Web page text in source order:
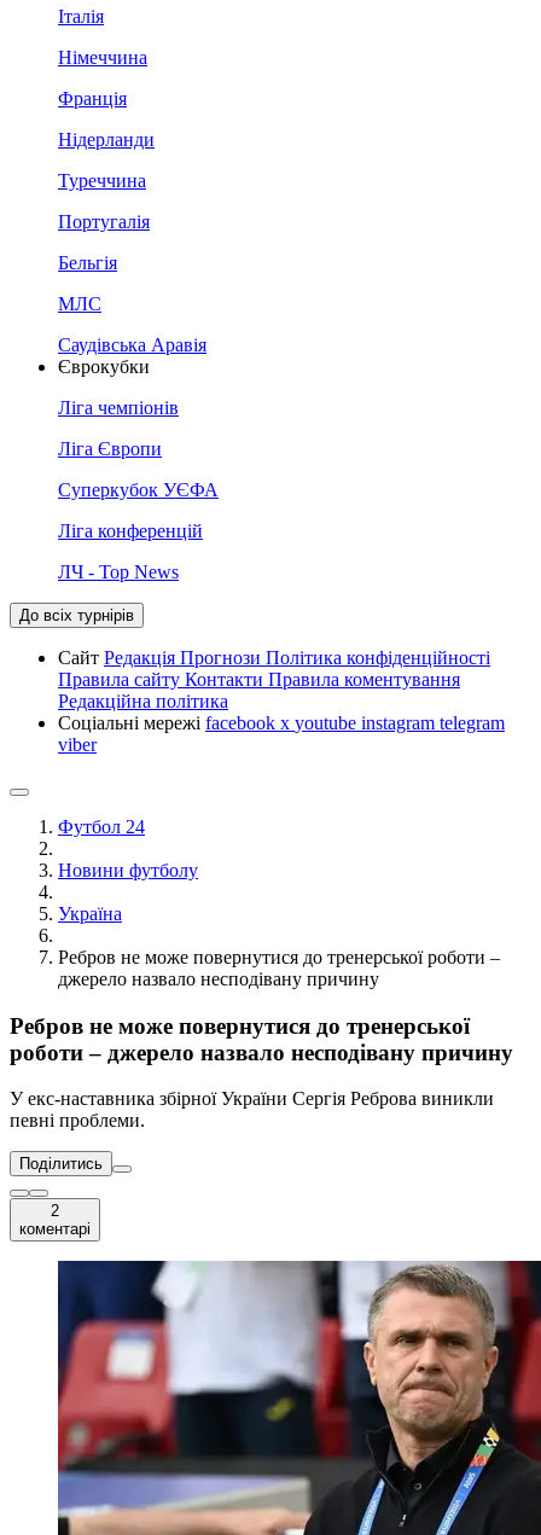
Італія
Німеччина
Франція
Нідерланди
Туреччина
Португалія
Бельгія
МЛС
Саудівська Аравія
Єврокубки
Ліга чемпіонів
Ліга Європи
Суперкубок УЄФА
Ліга конференцій
ЛЧ - Top News
До всіх турнірів
Сайт Редакція Прогнози Політика конфіденційності
Правила сайту Контакти Правила коментування
Редакційна політика
Соціальні мережі facebook x youtube instagram telegram
viber
Футбол 24
Новини футболу
Україна
Ребров не може повернутися до тренерської роботи –
джерело назвало несподівану причину
Ребров не може повернутися до тренерської
роботи – джерело назвало несподівану причину
У екс-наставника збірної України Сергія Реброва виникли
певні проблеми.
Поділитись
2
коментарі